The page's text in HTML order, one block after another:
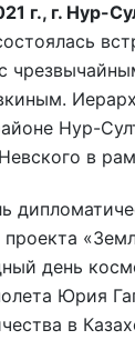
г., г. Нур-
Нур-
в
проекта
день
Юрия
в